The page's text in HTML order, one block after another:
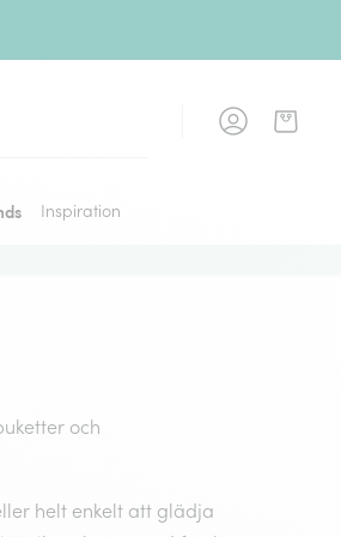
Inspiration
och
helt enkelt att glädja